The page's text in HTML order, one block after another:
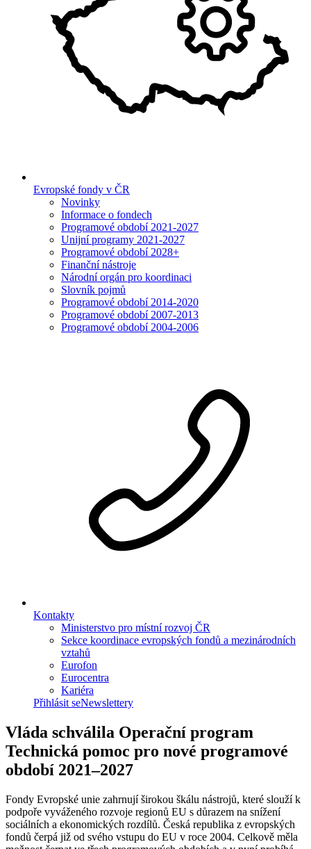
Evropské fondy v ČR
Novinky
Informace o fondech
Programové období 2021-2027
Unijní programy 2021-2027
Programové období 2028+
Finanční nástroje
Národní orgán pro koordinaci
Slovník pojmů
Programové období 2014-2020
Programové období 2007-2013
Programové období 2004-2006
Kontakty
Ministerstvo pro místní rozvoj ČR
Sekce koordinace evropských fondů a mezinárodních
vztahů
Eurofon
Eurocentra
Kariéra
Přihlásit seNewslettery
Vláda schválila Operační program
Technická pomoc pro nové programové
období 2021–2027
Fondy Evropské unie zahrnují širokou škálu nástrojů, které slouží k
podpoře vyváženého rozvoje regionů EU s důrazem na snížení
sociálních a ekonomických rozdílů. Česká republika z evropských
fondů čerpá již od svého vstupu do EU v roce 2004. Celkově měla